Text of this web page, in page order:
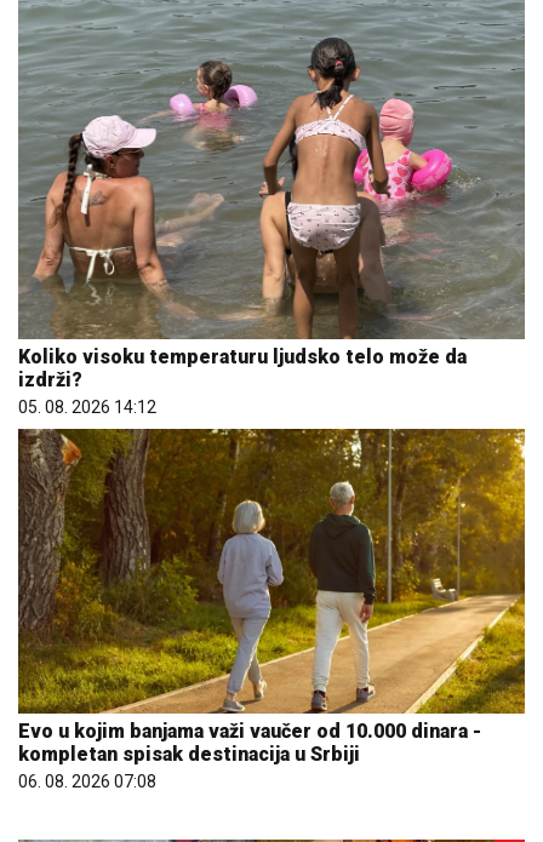
Koliko visoku temperaturu ljudsko telo može da
izdrži?
05. 08. 2026 14:12
Evo u kojim banjama važi vaučer od 10.000 dinara -
kompletan spisak destinacija u Srbiji
06. 08. 2026 07:08